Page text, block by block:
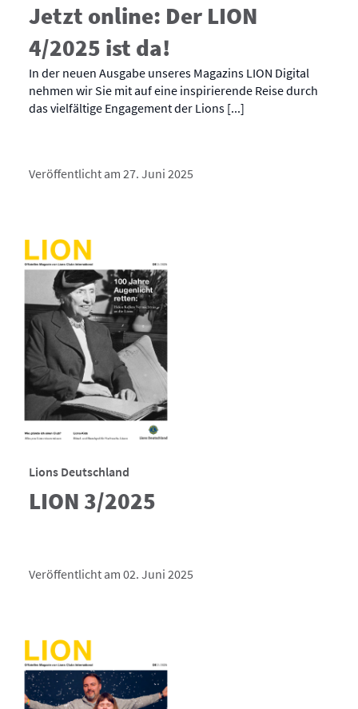
Jetzt online: Der LION
4/2025 ist da!
In der neuen Ausgabe unseres Magazins LION Digital
nehmen wir Sie mit auf eine inspirierende Reise durch
das vielfältige Engagement der Lions [...]
Veröffentlicht am 27. Juni 2025
Lions Deutschland
LION 3/2025
Veröffentlicht am 02. Juni 2025